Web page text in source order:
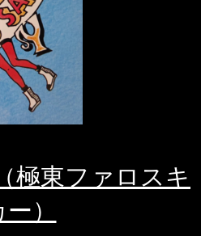
極東ファロスキ
）